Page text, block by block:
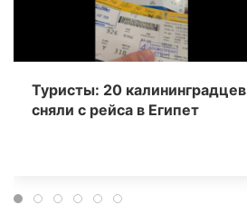
Туристы: 20 калининградцев
сняли с рейса в Египет